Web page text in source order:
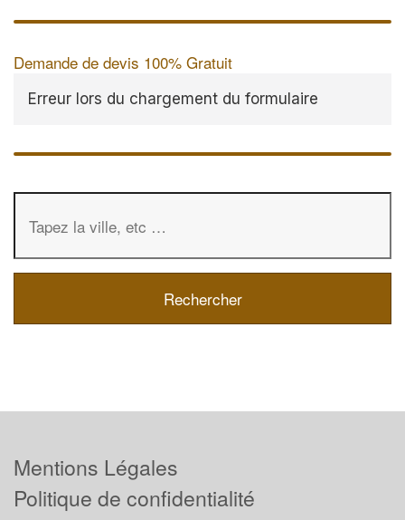
Demande de devis 100% Gratuit
Erreur lors du chargement du formulaire
Mentions Légales
Politique de confidentialité